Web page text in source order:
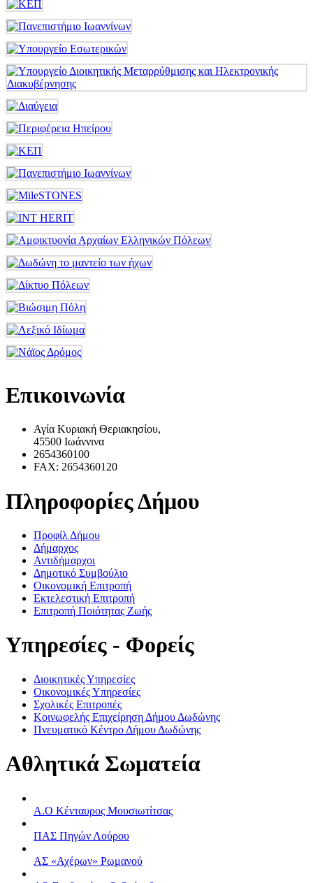
Επικοινωνία
Αγία Κυριακή Θεριακησίου,
45500 Ιωάννινα
2654360100
FAX: 2654360120
Πληροφορίες Δήμου
Προφίλ Δήμου
Δήμαρχος
Αντιδήμαρχοι
Δημοτικό Συμβούλιο
Οικονομική Επιτροπή
Εκτελεστική Επιτροπή
Επιτροπή Ποιότητας Ζωής
Υπηρεσίες - Φορείς
Διοικητικές Υπηρεσίες
Οικονομικές Υπηρεσίες
Σχολικές Επιτροπές
Κοινωφελής Επιχείρηση Δήμου Δωδώνης
Πνευματικό Κέντρο Δήμου Δωδώνης
Αθλητικά Σωματεία
Α.Ο Κένταυρος Μουσιωτίτσας
ΠΑΣ Πηγών Λούρου
ΑΣ «Αχέρων» Ρωμανού